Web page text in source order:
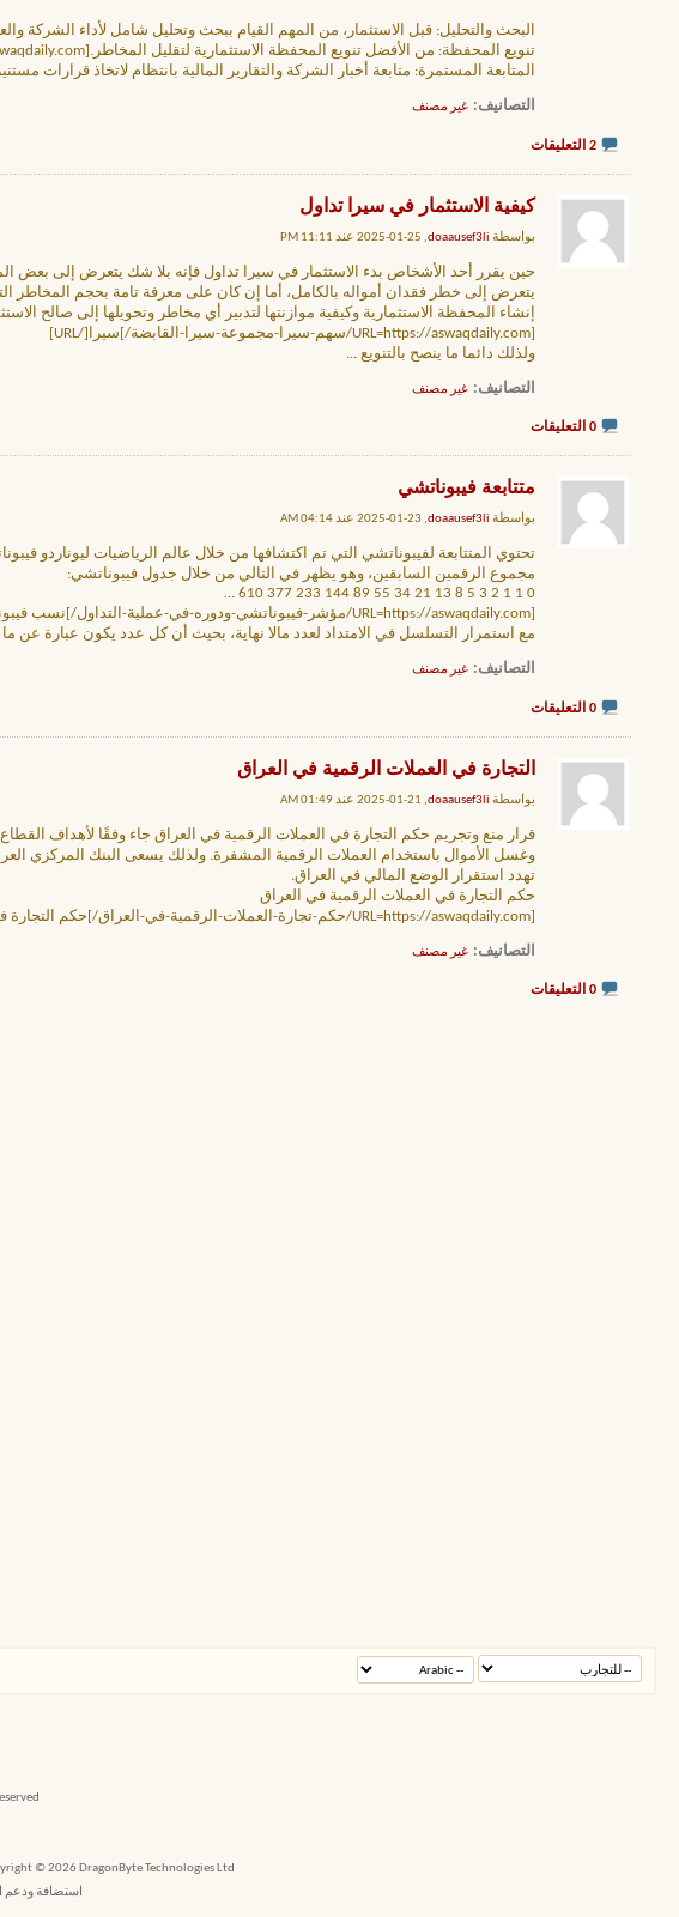
البحث والتحليل: قبل الاستثمار، من المهم القيام ببحث وتحليل شامل لأداء الشركة
تنويع المحفظة: من الأفضل تنويع المحفظة الاستثمارية لتقليل المخاطر.[URL=https://aswaqdaily.com/تعرف-على-سهم-باعظيم/]توقعات سهم باعظيم[/URL]
المتابعة المستمرة: متابعة أخبار الشركة والتقارير المالية بانتظام لاتخاذ قرارات
التصانيف غير مصنف
2 التعليقات
كيفية الاستثمار في سيرا تداول
بواسطة doaausef3li, 25-01-2025 عند 11:11 PM
حين يقرر أحد الأشخاص بدء الاستثمار في سيرا تداول فإنه بلا شك يتعرض إلى بعض
يتعرض إلى خطر فقدان أمواله بالكامل، أما إن كان على معرفة تامة بحجم المخاطر
إنشاء المحفظة الاستثمارية وكيفية موازنتها لتدبير أي مخاطر وتحويلها إلى صالح
[URL=https://aswaqdaily.com/سهم-سيرا-مجموعة-سيرا-القابضة/]سيرا[/URL]
ولذلك دائما ما ينصح بالتنويع ...
التصانيف غير مصنف
0 التعليقات
متتابعة فيبوناتشي
بواسطة doaausef3li, 23-01-2025 عند 04:14 AM
مجموع الرقمين السابقين، وهو يظهر في التالي من خلال جدول فيبوناتشي:
0 1 1 2 3 5 8 13 21 34 55 89 144 233 377 610 …
مع استمرار التسلسل في الامتداد لعدد مالا نهاية، بحيث أن كل عدد يكون عبارة عن ما يقرب من 1.618 مرة
التصانيف غير مصنف
0 التعليقات
التجارة في العملات الرقمية في العراق
بواسطة doaausef3li, 21-01-2025 عند 01:49 AM
قرار منع وتجريم حكم التجارة في العملات الرقمية في العراق جاء وفقًا لأهداف
وغسل الأموال باستخدام العملات الرقمية المشفرة. ولذلك يسعى البنك المركزي
تهدد استقرار الوضع المالي في العراق.
حكم التجارة في العملات الرقمية في العراق
[URL=https://aswaqdaily.com/حكم-تجارة-العملات-الرقمية-في-العراق/]حكم التجارة في العملات الرقمية[/URL]
التصانيف غير مصنف
0 التعليقات
© 2026 DragonByte Technologies Ltd.
استضافة ودعم